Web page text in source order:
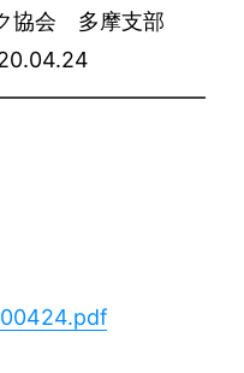
協会 多摩支部